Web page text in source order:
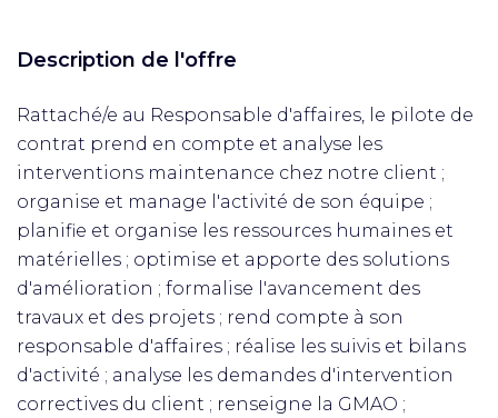
Description de l'offre
Rattaché/e au Responsable d'affaires, le pilote de
contrat prend en compte et analyse les
interventions maintenance chez notre client ;
organise et manage l'activité de son équipe ;
planifie et organise les ressources humaines et
matérielles ; optimise et apporte des solutions
d'amélioration ; formalise l'avancement des
travaux et des projets ; rend compte à son
responsable d'affaires ; réalise les suivis et bilans
d'activité ; analyse les demandes d'intervention
correctives du client ; renseigne la GMAO ;